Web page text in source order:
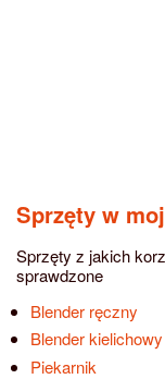
Sprzęty w
Sprzęty z jakich
sprawdzone
Blender ręczny
Blender kielichowy
Piekarnik